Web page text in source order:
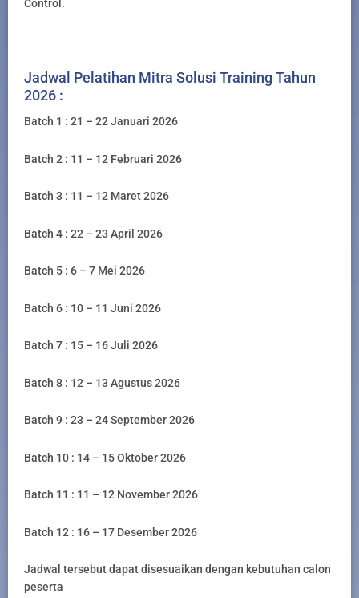
Control.
Jadwal Pelatihan Mitra Solusi Training Tahun
2026 :
Batch 1 : 21 – 22 Januari 2026
Batch 2 : 11 – 12 Februari 2026
Batch 3 : 11 – 12 Maret 2026
Batch 4 : 22 – 23 April 2026
Batch 5 : 6 – 7 Mei 2026
Batch 6 : 10 – 11 Juni 2026
Batch 7 : 15 – 16 Juli 2026
Batch 8 : 12 – 13 Agustus 2026
Batch 9 : 23 – 24 September 2026
Batch 10 : 14 – 15 Oktober 2026
Batch 11 : 11 – 12 November 2026
Batch 12 : 16 – 17 Desember 2026
Jadwal tersebut dapat disesuaikan dengan kebutuhan calon
peserta